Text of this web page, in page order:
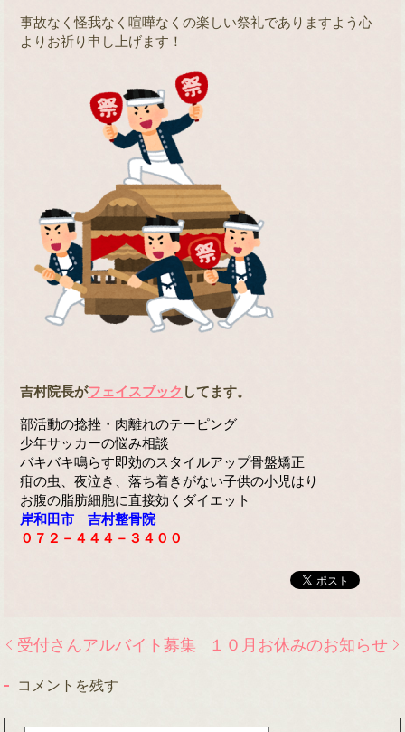
事故なく怪我なく喧嘩なくの楽しい祭礼でありますよう心
よりお祈り申し上げます！
吉村院長がフェイスブック してます。
部活動の捻挫・肉離れのテーピング
少年サッカーの悩み相談
バキバキ鳴らす即効のスタイルアップ骨盤矯正
疳の虫、夜泣き、落ち着きがない子供の小児はり
お腹の脂肪細胞に直接効くダイエット
岸和田市 吉村整骨院
０７２－４４４－３４００
受付さんアルバイト募集 １０月お休みのお知らせ
コメントを残す